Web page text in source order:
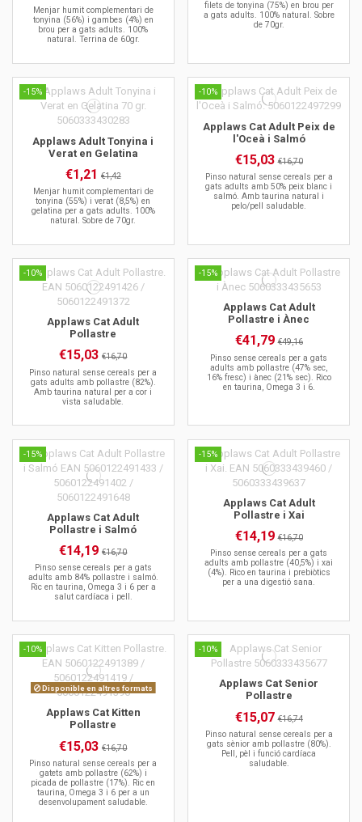
Menjar humit complementari de
tonyina (56%) i gambes (4%) en
brou per a gats adults. 100%
natural. Terrina de 60gr.
filets de tonyina (75%) en brou per
a gats adults. 100% natural. Sobre
de 70gr.
-15%
Applaws Adult Tonyina i
Verat en Gelatina
€1,21 €1,42
Menjar humit complementari de
tonyina (55%) i verat (8,5%) en
gelatina per a gats adults. 100%
natural. Sobre de 70gr.
-10%
Applaws Cat Adult Peix de
l'Oceà i Salmó
€15,03€16,70
Pinso natural sense cereals per a
gats adults amb 50% peix blanc i
salmó. Amb taurina natural i
pelo/pell saludable.
-10%
Applaws Cat Adult
Pollastre
€15,03€16,70
Pinso natural sense cereals per a
gats adults amb pollastre (82%).
Amb taurina natural per a cor i
vista saludable.
-15%
Applaws Cat Adult
Pollastre i Ànec
€41,79€49,16
Pinso sense cereals per a gats
adults amb pollastre (47% sec,
16% fresc) i ànec (21% sec). Rico
en taurina, Omega 3 i 6.
-15%
Applaws Cat Adult
Pollastre i Salmó
€14,19€16,70
Pinso sense cereals per a gats
adults amb 84% pollastre i salmó.
Ric en taurina, Omega 3 i 6 per a
salut cardíaca i pell.
-15%
Applaws Cat Adult
Pollastre i Xai
€14,19€16,70
Pinso sense cereals per a gats
adults amb pollastre (40,5%) i xai
(4%). Rico en taurina i prebiòtics
per a una digestió sana.
-10%
Disponible en altres formats
Applaws Cat Kitten
Pollastre
€15,03€16,70
Pinso natural sense cereals per a
gatets amb pollastre (62%) i
picada de pollastre (17%). Ric en
taurina, Omega 3 i 6 per a un
desenvolupament saludable.
-10%
Applaws Cat Senior
Pollastre
€15,07€16,74
Pinso natural sense cereals per a
gats sènior amb pollastre (80%).
Pell, pèl i funció cardíaca
saludable.